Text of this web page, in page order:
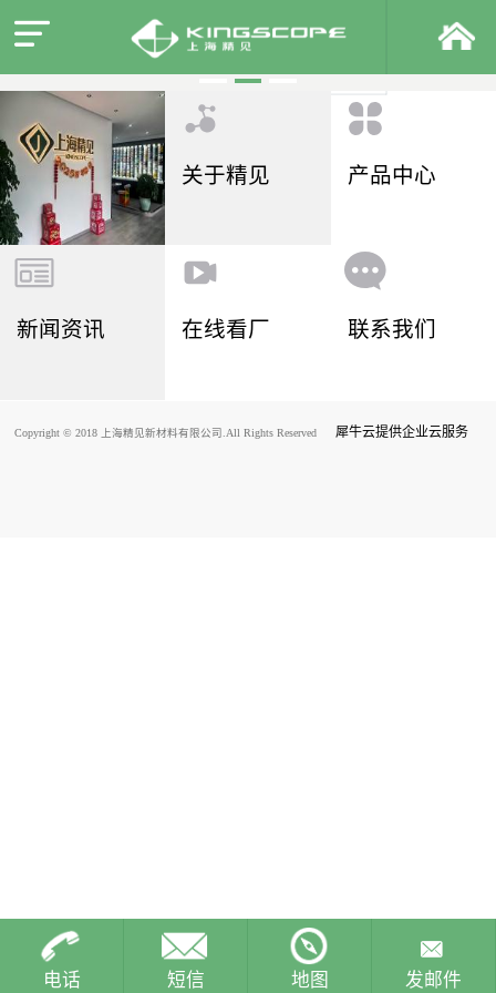
关于精见 产品中心
新闻资讯 在线看厂 联系我们
Copyright © 2018 上海精见新材料有限公司.All Rights Reserved 犀牛云提供企业云服务
电话 短信 地图 发邮件